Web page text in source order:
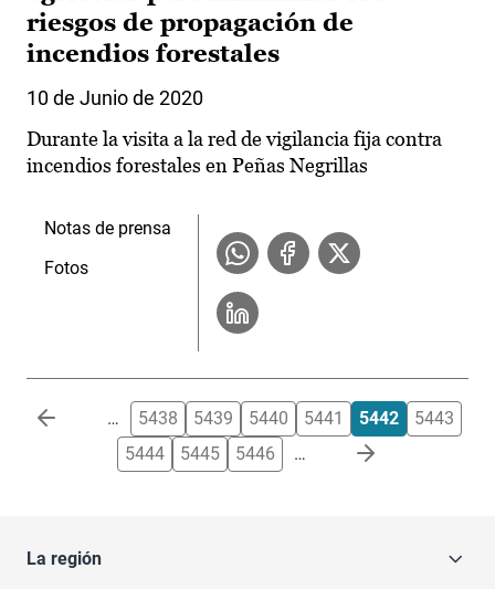
riesgos de propagación de
incendios forestales
10 de Junio de 2020
Durante la visita a la red de vigilancia fija contra
incendios forestales en Peñas Negrillas
Notas de prensa
Fotos
Paginación … 5438 5439 5440 5441 5442
5443
5444
5445 5446 …
La región